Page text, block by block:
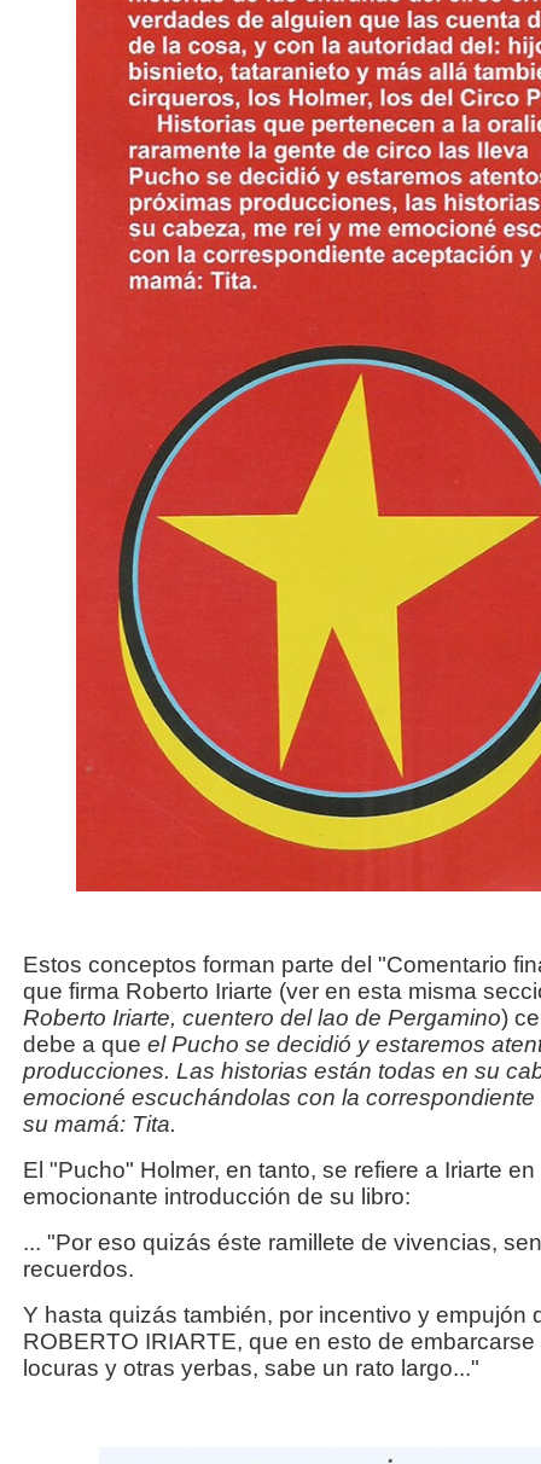
Estos conceptos forman parte del "Comentario
que firma Roberto Iriarte (ver en esta misma
Roberto Iriarte, cuentero del lao de Pergamino)
debe a que el Pucho se decidió y estaremos
producciones. Las historias están todas en su
emocioné escuchándolas con la
su mamá: Tita.
El "Pucho" Holmer, en tanto, se refiere a Iriarte
emocionante introducción de su libro:
... "Por eso quizás éste ramillete de vivencias,
recuerdos.
Y hasta quizás también, por incentivo y empujón
ROBERTO IRIARTE, que en esto de
locuras y otras yerbas, sabe un rato largo..."